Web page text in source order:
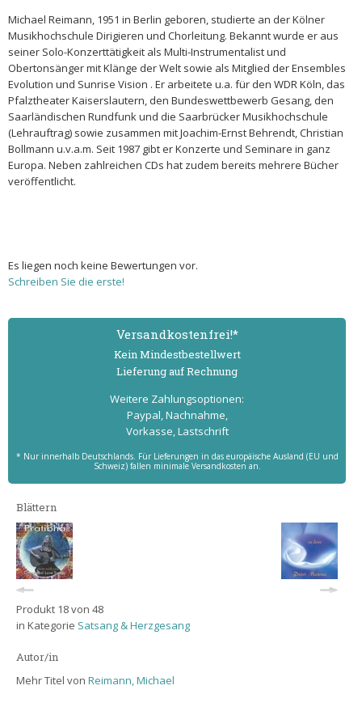
Michael Reimann, 1951 in Berlin geboren, studierte an der Kölner
Musikhochschule Dirigieren und Chorleitung. Bekannt wurde er aus
seiner Solo-Konzerttätigkeit als Multi-Instrumentalist und
Obertonsänger mit Klänge der Welt sowie als Mitglied der Ensembles
Evolution und Sunrise Vision . Er arbeitete u.a. für den WDR Köln, das
Pfalztheater Kaiserslautern, den Bundeswettbewerb Gesang, den
Saarländischen Rundfunk und die Saarbrücker Musikhochschule
(Lehrauftrag) sowie zusammen mit Joachim-Ernst Behrendt, Christian
Bollmann u.v.a.m. Seit 1987 gibt er Konzerte und Seminare in ganz
Europa. Neben zahlreichen CDs hat zudem bereits mehrere Bücher
veröffentlicht.
Es liegen noch keine Bewertungen vor.
Schreiben Sie die erste!
Versand­kostenfrei!*
Kein Mindest­bestell­wert
Lieferung auf Rechnung
Weitere Zahlungs­optionen:
Paypal, Nachnahme,
Vorkasse, Lastschrift
* Nur innerhalb Deutschlands. Für Lieferungen in das europäische Ausland (EU und
Schweiz) fallen minimale Versandkosten an.
Blättern
Produkt 18 von 48
in Kategorie Satsang & Herzgesang
Autor/in
Mehr Titel von Reimann, Michael